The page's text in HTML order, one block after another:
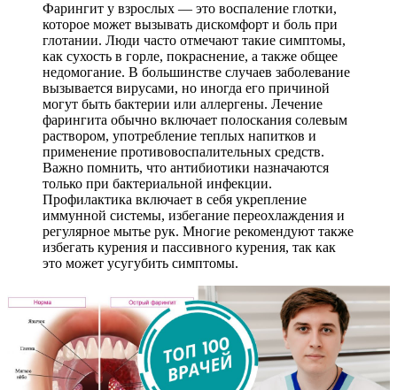
Фарингит у взрослых — это воспаление глотки,
которое может вызывать дискомфорт и боль при
глотании. Люди часто отмечают такие симптомы,
как сухость в горле, покраснение, а также общее
недомогание. В большинстве случаев заболевание
вызывается вирусами, но иногда его причиной
могут быть бактерии или аллергены. Лечение
фарингита обычно включает полоскания солевым
раствором, употребление теплых напитков и
применение противовоспалительных средств.
Важно помнить, что антибиотики назначаются
только при бактериальной инфекции.
Профилактика включает в себя укрепление
иммунной системы, избегание переохлаждения и
регулярное мытье рук. Многие рекомендуют также
избегать курения и пассивного курения, так как
это может усугубить симптомы.